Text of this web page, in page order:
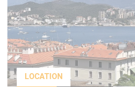
LOCATION